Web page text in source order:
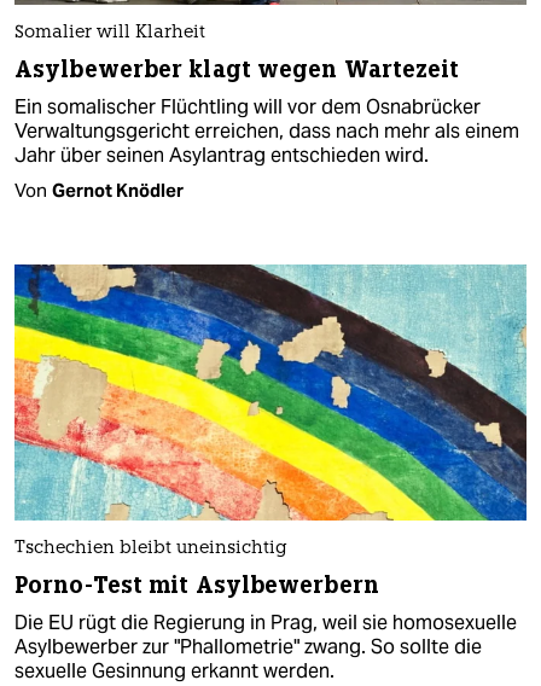
Somalier will Klarheit
Asylbewerber klagt wegen Wartezeit
Ein somalischer Flüchtling will vor dem Osnabrücker
Verwaltungsgericht erreichen, dass nach mehr als einem
Jahr über seinen Asylantrag entschieden wird.
Von Gernot Knödler
Tschechien bleibt uneinsichtig
Porno-Test mit Asylbewerbern
Die EU rügt die Regierung in Prag, weil sie homosexuelle
Asylbewerber zur "Phallometrie" zwang. So sollte die
sexuelle Gesinnung erkannt werden.